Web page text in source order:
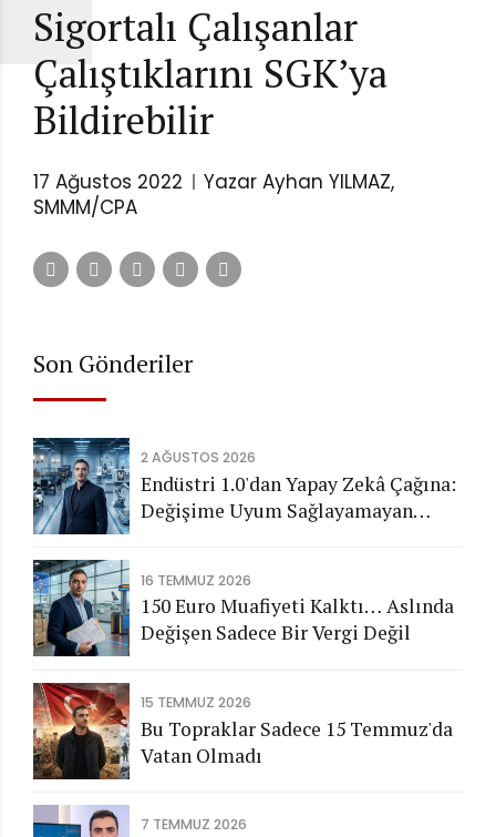
Sigortalı Çalışanlar
Çalıştıklarını SGK’ya
Bildirebilir
17 Ağustos 2022
Yazar Ayhan YILMAZ,
SMMM/CPA
Son Gönderiler
2 AĞUSTOS 2026
Endüstri 1.0'dan Yapay Zekâ Çağına:
Değişime Uyum Sağlayamayan
16 TEMMUZ 2026
150 Euro Muafiyeti Kalktı… Aslında
Değişen Sadece Bir Vergi Değil
15 TEMMUZ 2026
Bu Topraklar Sadece 15 Temmuz'da
Vatan Olmadı
7 TEMMUZ 2026